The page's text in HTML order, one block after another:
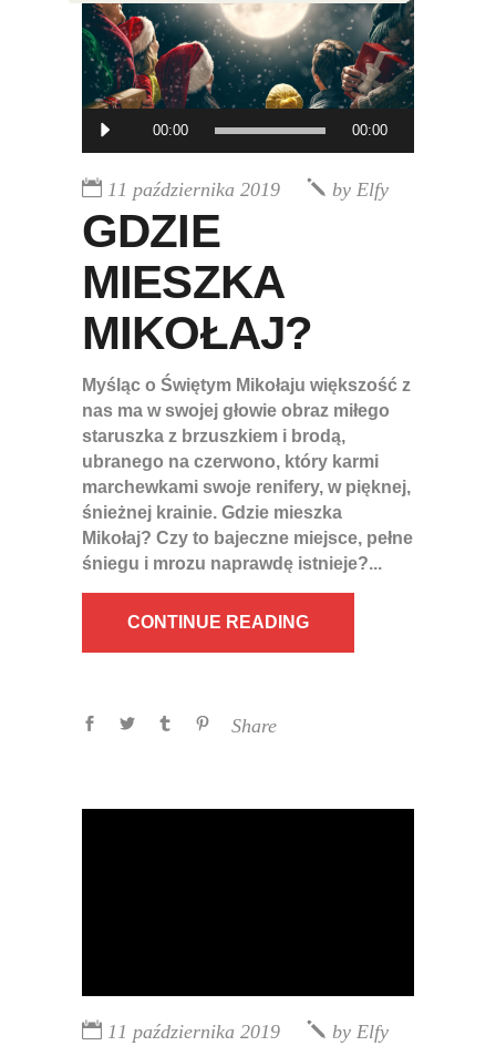
Odtwarzacz
muzyki
00:00 00:00
11 października 2019 by Elfy
GDZIE
MIESZKA
MIKOŁAJ?
Myśląc o Świętym Mikołaju większość z
nas ma w swojej głowie obraz miłego
staruszka z brzuszkiem i brodą,
ubranego na czerwono, który karmi
marchewkami swoje renifery, w pięknej,
śnieżnej krainie. Gdzie mieszka
Mikołaj? Czy to bajeczne miejsce, pełne
śniegu i mrozu naprawdę istnieje?
CONTINUE READING
Share
11 października 2019 by Elfy